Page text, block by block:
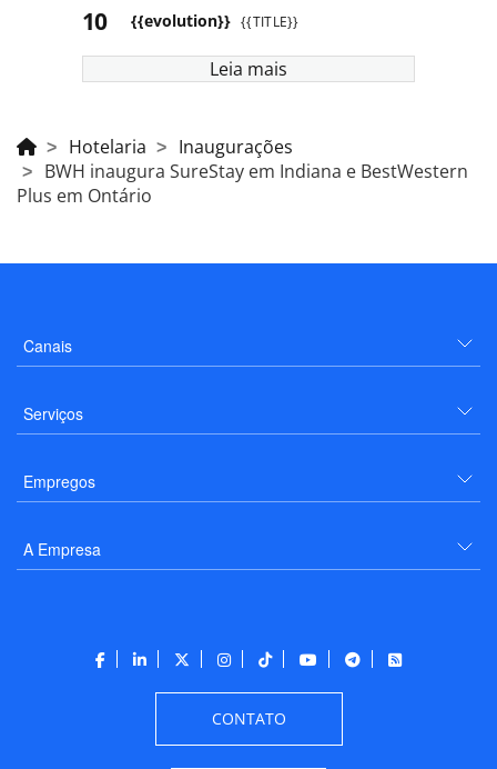
{{evolution}} {{TITLE}}
Leia mais
Hotelaria
Inaugurações
BWH inaugura SureStay em Indiana e BestWestern
Plus em Ontário
Canais
Serviços
Empregos
A Empresa
CONTATO